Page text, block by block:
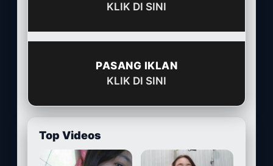
KLIK DI SINI
PASANG IKLAN
KLIK DI SINI
Top Videos